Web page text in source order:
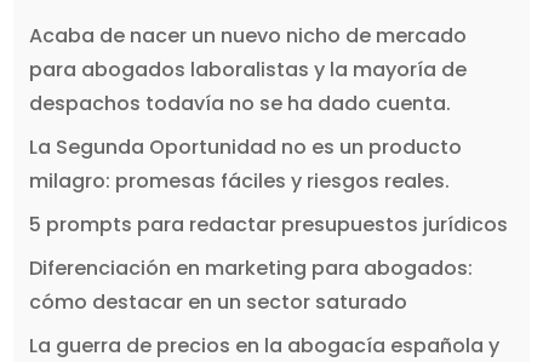
Acaba de nacer un nuevo nicho de mercado
para abogados laboralistas y la mayoría de
despachos todavía no se ha dado cuenta.
La Segunda Oportunidad no es un producto
milagro: promesas fáciles y riesgos reales.
5 prompts para redactar presupuestos jurídicos
Diferenciación en marketing para abogados:
cómo destacar en un sector saturado
La guerra de precios en la abogacía española y